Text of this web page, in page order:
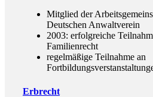
Mitglied der
Deutschen Anwaltverein
2003: erfolgreiche
Familienrecht
regelmäßige Teilnahme an
Erbrecht